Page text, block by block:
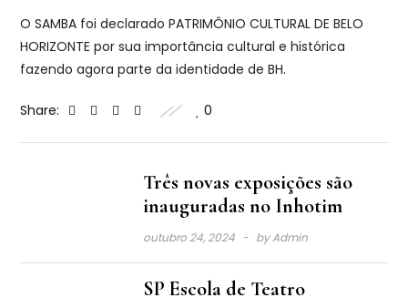
O SAMBA foi declarado PATRIMÔNIO CULTURAL DE BELO
HORIZONTE por sua importância cultural e histórica
fazendo agora parte da identidade de BH.
Share: 0
Três novas exposições são
inauguradas no Inhotim
outubro 24, 2024 byAdmin
SP Escola de Teatro